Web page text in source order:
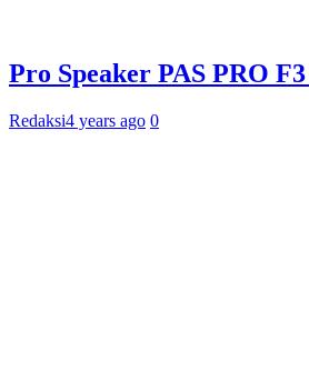
Pro Speaker PAS PRO
Redaksi4 years ago 0